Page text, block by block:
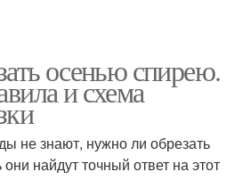
осенью спирею.
и схема
не знают, нужно ли обрезать
найдут точный ответ на этот